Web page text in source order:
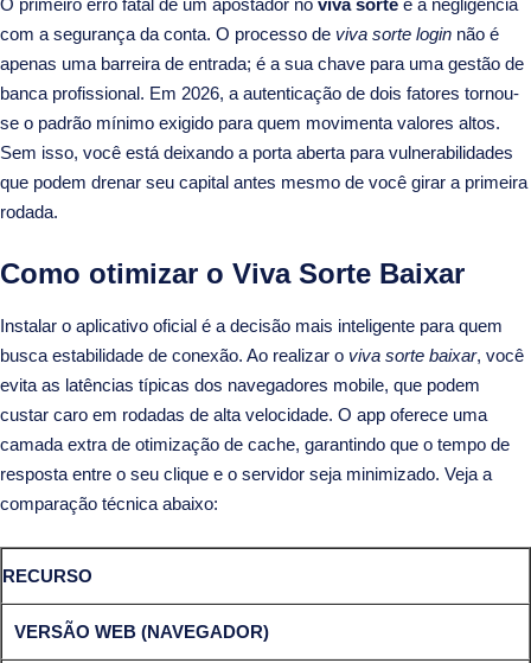
O primeiro erro fatal de um apostador no viva sorte é a negligência
com a segurança da conta. O processo de viva sorte login não é
apenas uma barreira de entrada; é a sua chave para uma gestão de
banca profissional. Em 2026, a autenticação de dois fatores tornou-
se o padrão mínimo exigido para quem movimenta valores altos.
Sem isso, você está deixando a porta aberta para vulnerabilidades
que podem drenar seu capital antes mesmo de você girar a primeira
rodada.
Como otimizar o Viva Sorte Baixar
Instalar o aplicativo oficial é a decisão mais inteligente para quem
busca estabilidade de conexão. Ao realizar o viva sorte baixar, você
evita as latências típicas dos navegadores mobile, que podem
custar caro em rodadas de alta velocidade. O app oferece uma
camada extra de otimização de cache, garantindo que o tempo de
resposta entre o seu clique e o servidor seja minimizado. Veja a
comparação técnica abaixo:
RECURSO
VERSÃO WEB (NAVEGADOR)